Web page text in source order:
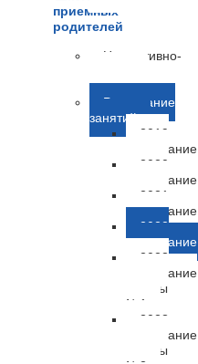
приемных
родителей
Нормативно-
документы
Расписание
занятий
2019
расписание
2020
расписание
2021
расписание
2022
расписание
2023
расписание
группы
№1
2023
расписание
группы